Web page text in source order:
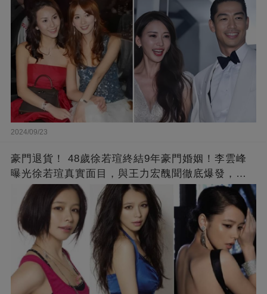
2024/09/23
豪門退貨！ 48歲徐若瑄終結9年豪門婚姻！李雲峰
曝光徐若瑄真實面目，與王力宏醜聞徹底爆發，原
來李靚蕾說的都是真的 ！